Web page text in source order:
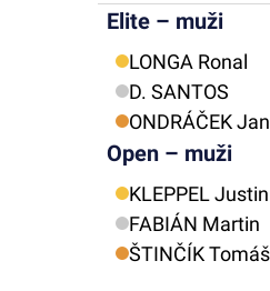
Elite – muži
LONGA Ronal
D. SANTOS
ONDRÁČEK
Open – muži
KLEPPEL
FABIÁN Martin
ŠTINČÍK Tomáš